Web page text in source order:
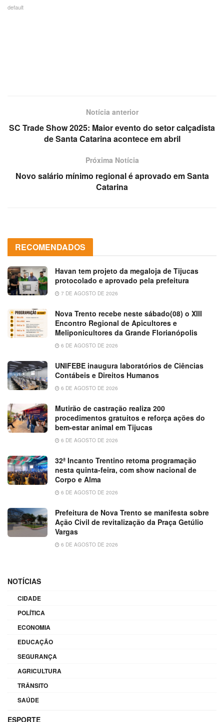
default
Notícia anterior
SC Trade Show 2025: Maior evento do setor calçadista
de Santa Catarina acontece em abril
Próxima Notícia
Novo salário mínimo regional é aprovado em Santa
Catarina
RECOMENDADOS
Havan tem projeto da megaloja de Tijucas
protocolado e aprovado pela prefeitura
7 DE AGOSTO DE 2026
Nova Trento recebe neste sábado(08) o XIII
Encontro Regional de Apicultores e
Meliponicultores da Grande Florianópolis
6 DE AGOSTO DE 2026
UNIFEBE inaugura laboratórios de Ciências
Contábeis e Direitos Humanos
6 DE AGOSTO DE 2026
Mutirão de castração realiza 200
procedimentos gratuitos e reforça ações do
bem-estar animal em Tijucas
6 DE AGOSTO DE 2026
32ª Incanto Trentino retoma programação
nesta quinta-feira, com show nacional de
Corpo e Alma
6 DE AGOSTO DE 2026
Prefeitura de Nova Trento se manifesta sobre
Ação Civil de revitalização da Praça Getúlio
Vargas
6 DE AGOSTO DE 2026
NOTÍCIAS
CIDADE
POLÍTICA
ECONOMIA
EDUCAÇÃO
SEGURANÇA
AGRICULTURA
TRÂNSITO
SAÚDE
ESPORTE